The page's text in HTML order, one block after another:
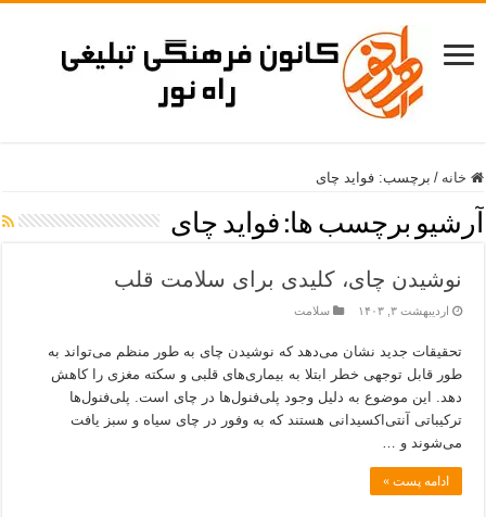
خانه / برچسب:فواید چای
آرشیو برچسب ها: فواید چای
نوشیدن چای، کلیدی برای سلامت قلب
اردیبهشت ۳, ۱۴۰۳ سلامت
تحقیقات جدید نشان می‌دهد که نوشیدن چای به طور منظم می‌تواند به
طور قابل توجهی خطر ابتلا به بیماری‌های قلبی و سکته مغزی را کاهش
دهد. این موضوع به دلیل وجود پلی‌فنول‌ها در چای است. پلی‌فنول‌ها
ترکیباتی آنتی‌اکسیدانی هستند که به وفور در چای سیاه و سبز یافت
می‌شوند و …
ادامه پست »